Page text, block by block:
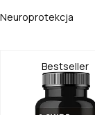
Neuroprotekcja
Bestseller